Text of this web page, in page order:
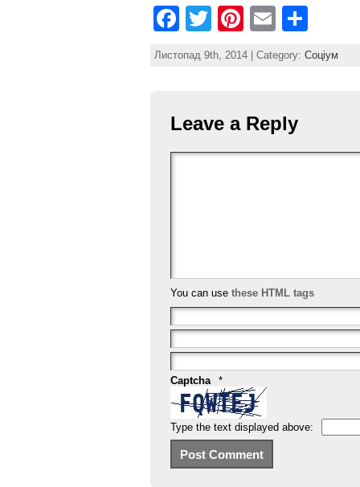
F
b
o
T
w
itt
Pi
nt
er
st
E
ai
h
ar
Листопад 9th, 2014 | Category: Соціум
Leave a Reply
You can use these HTML tags
Captcha
*
Type the text displayed above: